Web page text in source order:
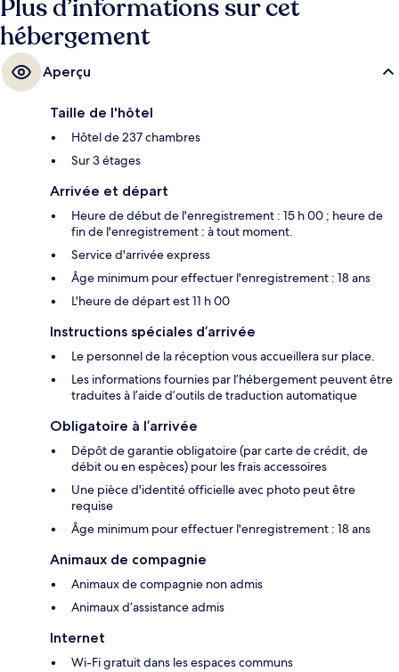
Plus d’informations sur cet
hébergement
Aperçu
Taille de l'hôtel
Hôtel de 237 chambres
Sur 3 étages
Arrivée et départ
Heure de début de l'enregistrement : 15 h 00 ; heure de
fin de l'enregistrement : à tout moment.
Service d'arrivée express
Âge minimum pour effectuer l'enregistrement : 18 ans
L'heure de départ est 11 h 00
Instructions spéciales d’arrivée
Le personnel de la réception vous accueillera sur place.
Les informations fournies par l’hébergement peuvent être
traduites à l’aide d’outils de traduction automatique
Obligatoire à l’arrivée
Dépôt de garantie obligatoire (par carte de crédit, de
débit ou en espèces) pour les frais accessoires
Une pièce d'identité officielle avec photo peut être
requise
Âge minimum pour effectuer l'enregistrement : 18 ans
Animaux de compagnie
Animaux de compagnie non admis
Animaux d’assistance admis
Internet
Wi-Fi gratuit dans les espaces communs